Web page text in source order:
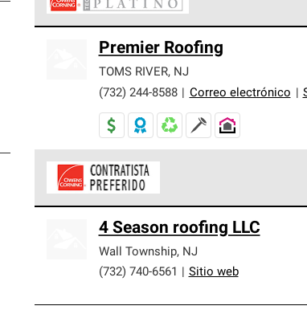
cumplen con estándares estrictos de
Premier Roofing
TOMS RIVER, NJ
(732) 244-8588
Correo electrónico
cumplen con altos estándares y requisitos
4 Season roofing LLC
Wall Township, NJ
(732) 740-6561
Sitio web